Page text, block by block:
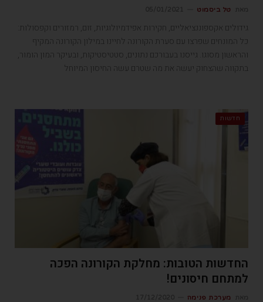
טל ביסמוט
גידולים אקספוננציאליים, חקירות אפידמיולוגיות, זום, רמזורים וקפסולות:
כל המונחים שפרצו עם סערת הקורונה לחיינו במילון הקורונה המקיף
והראשון מסוגו. גייסנו בעבורכם נתונים, סטטיסטיקות, ובעיקר המון הומור,
בתקווה שהצחוק יעשה את מה שטרם עשה החיסון המיוחל
חדשות
החדשות הטובות: מחלקת הקורונה הפכה
למתחם חיסונים!
מערכת פנימה